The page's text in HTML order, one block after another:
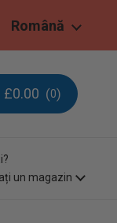
Limbă
Română
Deschide coșul
£0.00 (0)
un magazin